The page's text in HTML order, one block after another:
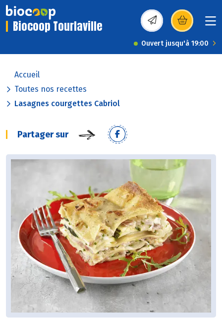
Biocoop Tourlaville (s’ouvre dans une
Ouvert jusqu'à 19:00
Accueil
Toutes nos recettes
Lasagnes courgettes Cabriol
Partager sur